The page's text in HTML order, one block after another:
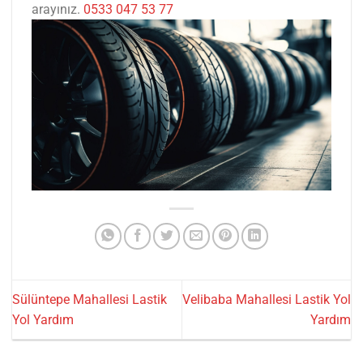
arayınız. 0533 047 53 77
Sülüntepe Mahallesi Lastik
Yol Yardım
Velibaba Mahallesi Lastik Yol
Yardım